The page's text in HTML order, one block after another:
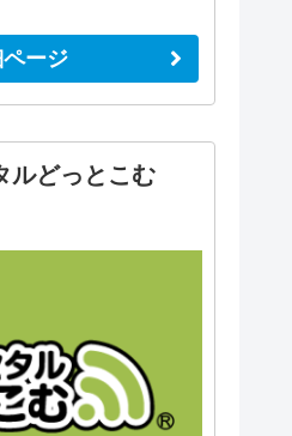
ージ
ルどっとこむ